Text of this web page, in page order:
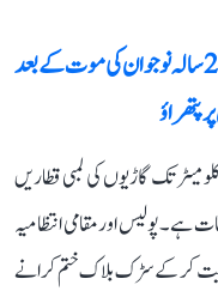
پٹنہ میں خوفناک سڑک حادثہ، 26 سالہ نوجوان کی موت کے بعد
پٹرول پمپ کے دونوں طرف تقریباً 1-1 کلومیٹر تک گاڑیوں کی لمبی قطاریں
ہے۔ پولیس اور مقامی انتظامیہ
کر کے سڑک بلاک ختم کرانے